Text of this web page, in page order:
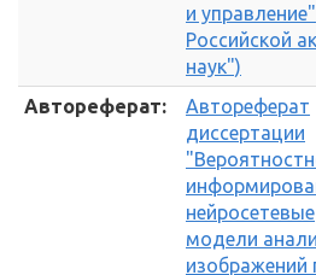
и управление"
Российской
наук")
Автореферат:
Автореферат
диссертации
нейросетевые
модели
изображений